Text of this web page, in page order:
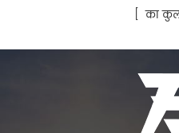
डिज़ाइन किया गया है। यह
है। संपूर्ण स्थिरता सुनिश्चित करने
के लिए संरचना के लिए कार्बन
स्टील को मुख्य सामग्री के रूप में
[ का